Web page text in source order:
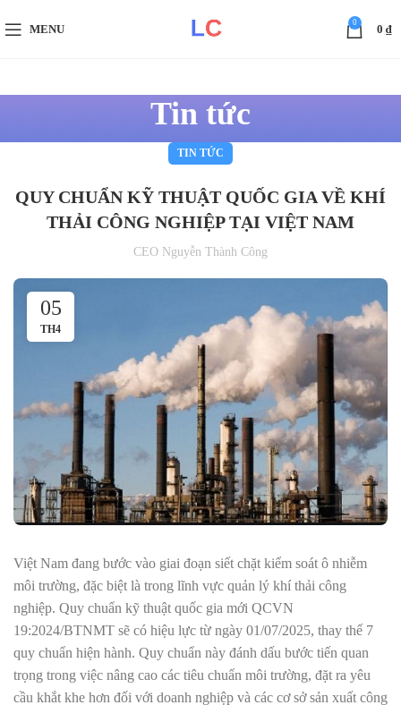
MENU
0
0 ₫
Tin tức
TIN TỨC
QUY CHUẨN KỸ THUẬT QUỐC GIA VỀ KHÍ
THẢI CÔNG NGHIỆP TẠI VIỆT NAM
CEO Nguyễn Thành Công
05
TH4
Việt Nam đang bước vào giai đoạn siết chặt kiểm soát ô nhiễm
môi trường, đặc biệt là trong lĩnh vực quản lý khí thải công
nghiệp. Quy chuẩn kỹ thuật quốc gia mới QCVN
19:2024/BTNMT sẽ có hiệu lực từ ngày 01/07/2025, thay thế 7
quy chuẩn hiện hành. Quy chuẩn này đánh dấu bước tiến quan
trọng trong việc nâng cao các tiêu chuẩn môi trường, đặt ra yêu
cầu khắt khe hơn đối với doanh nghiệp và các cơ sở sản xuất công